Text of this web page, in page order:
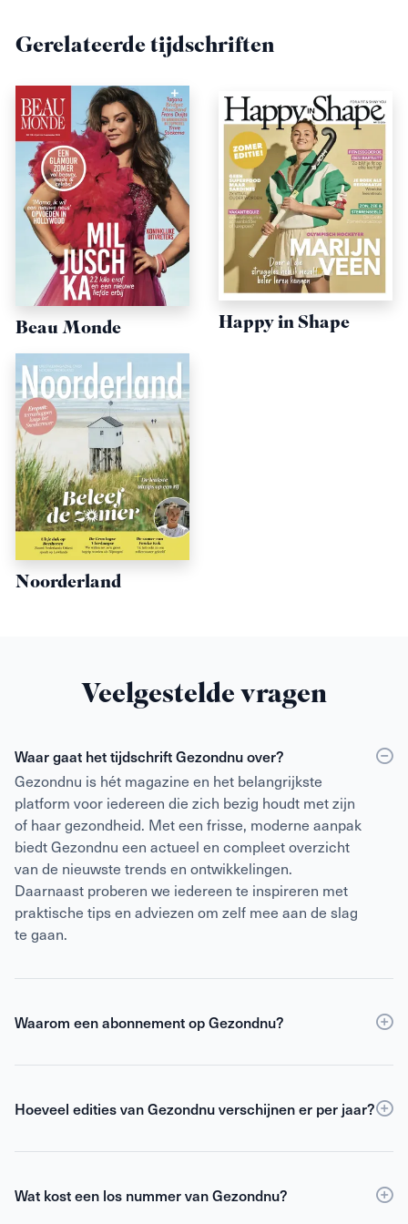
Gerelateerde tijdschriften
Beau Monde Happy in Shape
Noorderland
Veelgestelde vragen
Waar gaat het tijdschrift Gezondnu over?
Gezondnu is hét magazine en het belangrijkste
platform voor iedereen die zich bezig houdt met zijn
of haar gezondheid. Met een frisse, moderne aanpak
biedt Gezondnu een actueel en compleet overzicht
van de nieuwste trends en ontwikkelingen.
Daarnaast proberen we iedereen te inspireren met
praktische tips en adviezen om zelf mee aan de slag
te gaan.
Waarom een abonnement op Gezondnu?
Eenabonnementop Gezondnu is de slimste keuze
opzichte van losse verkoop én toegang tot de digitale
geïnformeerd en geïnspireerd om het beste uit jezelf
Hoeveel edities van Gezondnu verschijnen er per jaar?
Gezondnu verschijnt 6 keer per jaar.
Wat kost een los nummer van Gezondnu?